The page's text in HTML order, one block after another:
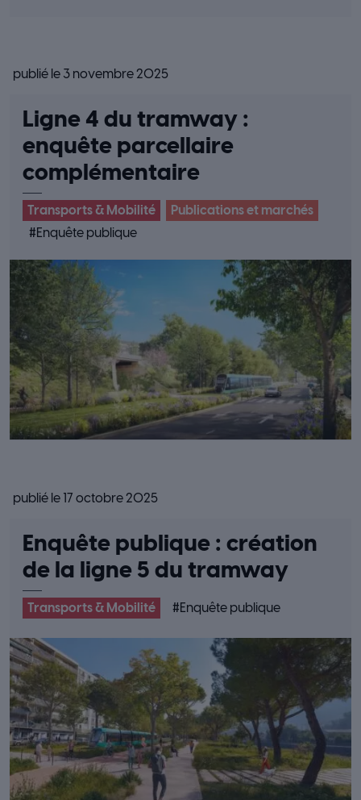
publié le 3 novembre 2025
Ligne 4 du tramway :
enquête parcellaire
complémentaire
Transports & Mobilité
Publications et marchés
#Enquête publique
publié le 17 octobre 2025
Enquête publique : création
de la ligne 5 du tramway
Transports & Mobilité #Enquête publique